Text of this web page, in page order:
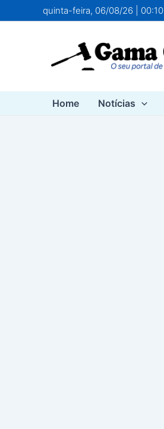
para
quinta-feira, 06/08/26 | 00:10
Home Notícias